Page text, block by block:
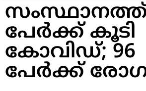
സംസ്ഥാനത്ത്
പേർക്ക് കൂടി
കോവിഡ്; 96
പേർക്ക്